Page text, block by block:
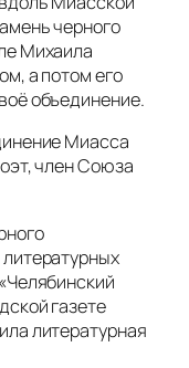
черного
Михаила
а потом его
объединение.
Миасса
член Союза
газете
литературная